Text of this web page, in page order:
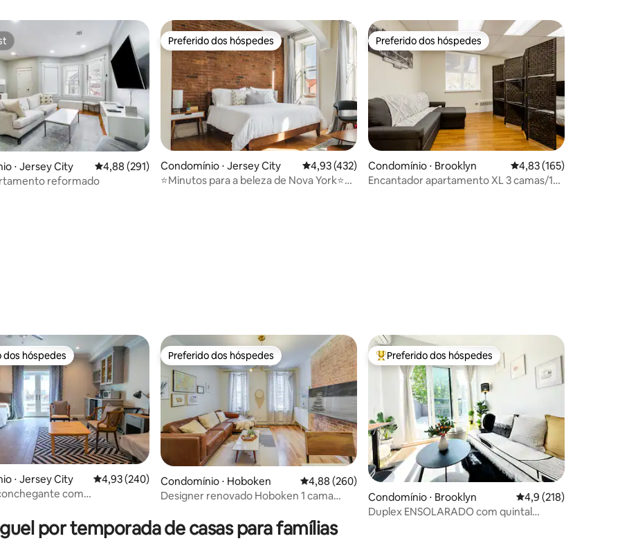
de 5, 152 avaliações
⋅ Jersey City 4,88 de uma avaliação média de 5, 291 avaliações
4,88 (291)
reformado
Preferido dos hóspedes
Preferido dos hóspedes
Condomínio ⋅ Jersey City 4,93 de uma avaliação média de 5, 432 avaliações
4,93 (432)
⭐Minutos para a beleza de Nova York⭐
Preferido dos hóspedes
Preferido dos hóspedes
Condomínio ⋅ Brooklyn 4,83 de uma avaliação
4,83 (165)
Encantador apartamento XL 3 camas/1
de 5, 277 avaliações
dos hóspedes
dos hóspedes
⋅ Jersey City 4,93 de uma avaliação média de 5, 240 avaliações
4,93 (240)
com
Preferido dos hóspedes
Preferido dos hóspedes
Condomínio ⋅ Hoboken 4,88 de uma avaliação média de 5, 260 avaliações
4,88 (260)
Designer renovado Hoboken 1 cama
Entre os melhores preferidos dos hóspedes
Preferido dos hóspedes
Condomínio ⋅ Brooklyn 4,9 de uma avaliação
4,9 (218)
Duplex ENSOLARADO com quintal
por temporada de casas para famílias